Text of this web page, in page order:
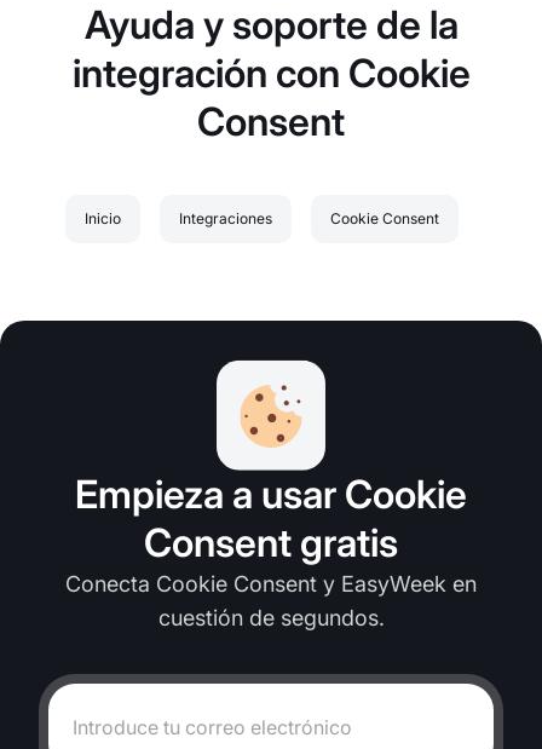
Ayuda y soporte de la
integración con Cookie
Consent
Inicio Integraciones Cookie Consent
Empieza a usar Cookie
Consent gratis
Conecta Cookie Consent y EasyWeek en
cuestión de segundos.